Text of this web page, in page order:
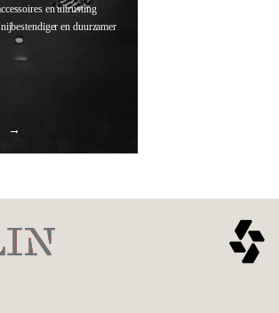
en uitrusting
en duurzamer